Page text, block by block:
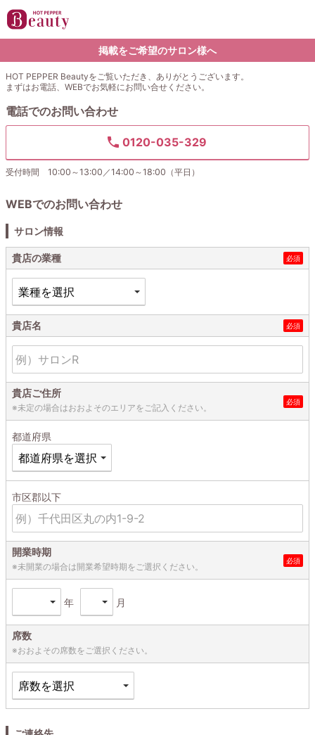
掲載をご希望のサロン様へ
HOT PEPPER Beautyをご覧いただき、ありがとうございます。
まずはお電話、WEBでお気軽にお問い合せください。
電話でのお問い合わせ
0120-035-329
受付時間 10:00～13:00／14:00～18:00（平日）
WEBでのお問い合わせ
サロン情報
貴店の業種
貴店名
貴店ご住所
※未定の場合はおおよそのエリアをご記入ください。
都道府県
市区郡以下
開業時期
※未開業の場合は開業希望時期をご選択ください。
年 月
席数
※おおよその席数をご選択ください。